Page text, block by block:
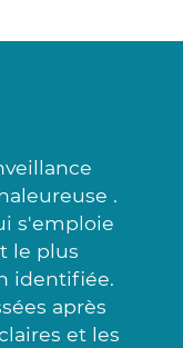
.
s'emploie
le plus
identifiée.
après
et les